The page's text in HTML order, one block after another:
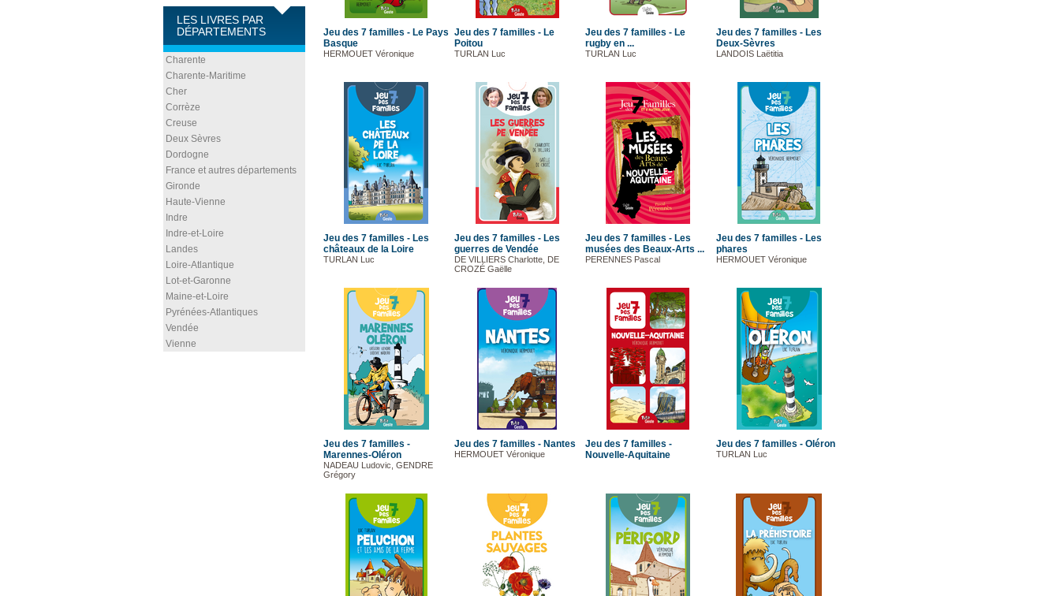
LES LIVRES PAR
DÉPARTEMENTS
Charente
Charente-Maritime
Cher
Corrèze
Creuse
Deux Sèvres
Dordogne
France et autres départements
Gironde
Haute-Vienne
Indre
Indre-et-Loire
Landes
Loire-Atlantique
Lot-et-Garonne
Maine-et-Loire
Pyrénées-Atlantiques
Vendée
Vienne
Jeu des 7 familles - Le Pays
Basque
HERMOUET Véronique
Jeu des 7 familles - Le
Poitou
TURLAN Luc
Jeu des 7 familles - Le
rugby en ...
TURLAN Luc
Jeu des 7 familles - Les
Deux-Sèvres
LANDOIS Laëtitia
Jeu des 7 familles - Les
châteaux de la Loire
TURLAN Luc
Jeu des 7 familles - Les
guerres de Vendée
DE VILLIERS Charlotte, DE
CROZÉ Gaëlle
Jeu des 7 familles - Les
musées des Beaux-Arts ...
PERENNES Pascal
Jeu des 7 familles - Les
phares
HERMOUET Véronique
Jeu des 7 familles -
Marennes-Oléron
NADEAU Ludovic, GENDRE
Grégory
Jeu des 7 familles - Nantes
HERMOUET Véronique
Jeu des 7 familles -
Nouvelle-Aquitaine
Jeu des 7 familles - Oléron
TURLAN Luc